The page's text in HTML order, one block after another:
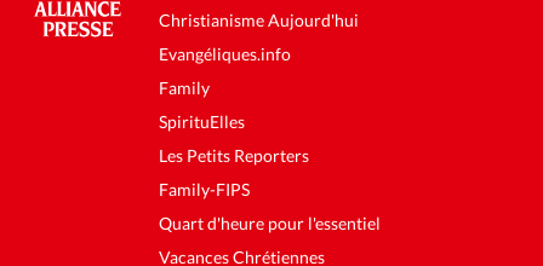
Christianisme Aujourd'hui
Evangéliques.info
Family
SpirituElles
Les Petits Reporters
Family-FIPS
Quart d'heure pour l'essentiel
Vacances Chrétiennes